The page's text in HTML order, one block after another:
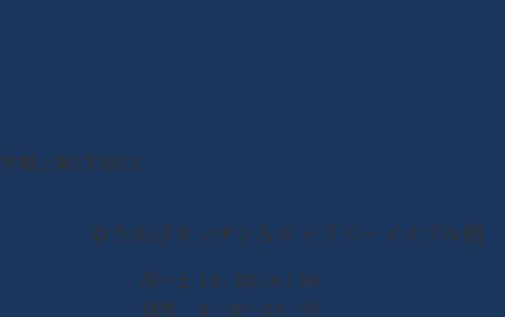
閖上東3丁目5-1
ゆりあげキッチン＆ギャラリーメイプル館
月〜土 10：00-16：00
日祝 6：00〜13：00